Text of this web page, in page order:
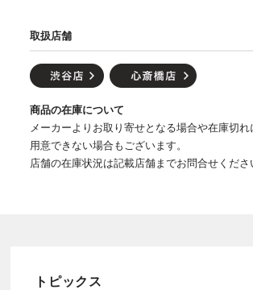
取扱店舗
商品の在庫について
メーカーよりお取り寄せとなる場合や在庫切
用意できない場合もございます。
店舗の在庫状況は記載店舗までお問合せくださ
トピックス